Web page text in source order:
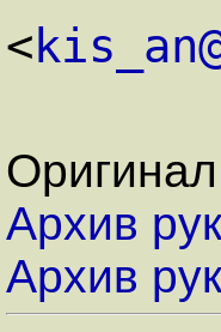
<
Архив
Архив